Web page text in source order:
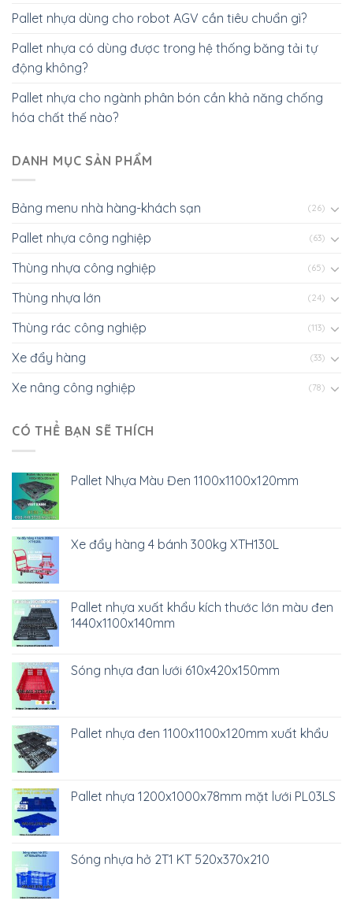
Pallet nhựa dùng cho robot AGV cần tiêu chuẩn gì?
Pallet nhựa có dùng được trong hệ thống băng tải tự
động không?
Pallet nhựa cho ngành phân bón cần khả năng chống
hóa chất thế nào?
DANH MỤC SẢN PHẨM
Bảng menu nhà hàng-khách sạn (26)
Pallet nhựa công nghiệp (63)
Thùng nhựa công nghiệp (65)
Thùng nhựa lớn (24)
Thùng rác công nghiệp (113)
Xe đẩy hàng (33)
Xe nâng công nghiệp (78)
CÓ THỂ BẠN SẼ THÍCH
Pallet Nhựa Màu Đen 1100x1100x120mm
Xe đẩy hàng 4 bánh 300kg XTH130L
Pallet nhựa xuất khẩu kích thước lớn màu đen
1440x1100x140mm
Sóng nhựa đan lưới 610x420x150mm
Pallet nhựa đen 1100x1100x120mm xuất khẩu
Pallet nhựa 1200x1000x78mm mặt lưới PL03LS
Sóng nhựa hở 2T1 KT 520x370x210